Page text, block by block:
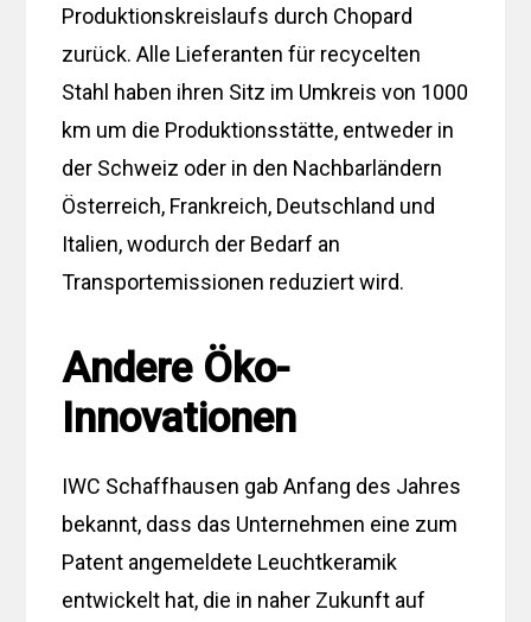
Produktionskreislaufs durch Chopard
zurück. Alle Lieferanten für recycelten
Stahl haben ihren Sitz im Umkreis von 1000
km um die Produktionsstätte, entweder in
der Schweiz oder in den Nachbarländern
Österreich, Frankreich, Deutschland und
Italien, wodurch der Bedarf an
Transportemissionen reduziert wird.
Andere Öko-
Innovationen
IWC Schaffhausen gab Anfang des Jahres
bekannt, dass das Unternehmen eine zum
Patent angemeldete Leuchtkeramik
entwickelt hat, die in naher Zukunft auf